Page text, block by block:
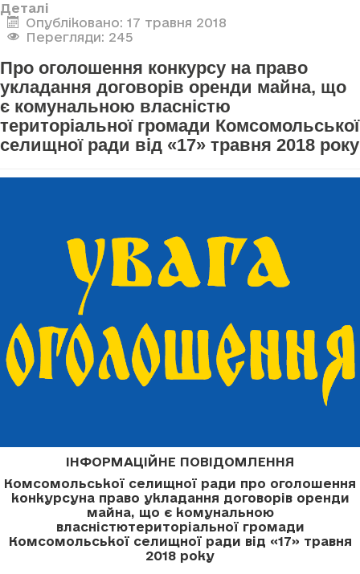
Деталі
Опубліковано: 17 травня 2018
Перегляди: 245
Про оголошення конкурсу на право
укладання договорів оренди майна, що
є комунальною власністю
територіальної громади Комсомольської
селищної ради від «17» травня 2018 року
ІНФОРМАЦІЙНЕ ПОВІДОМЛЕННЯ
Комсомольської селищної ради про оголошення
конкурсуна право укладання договорів оренди
майна, що є комунальною
власністютериторіальної громади
Комсомольської селищної ради від «17» травня
2018 року